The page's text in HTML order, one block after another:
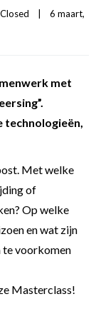
6 maart,
met
technologieën,
Met welke
of
Op welke
en wat zijn
te voorkomen
Masterclass!